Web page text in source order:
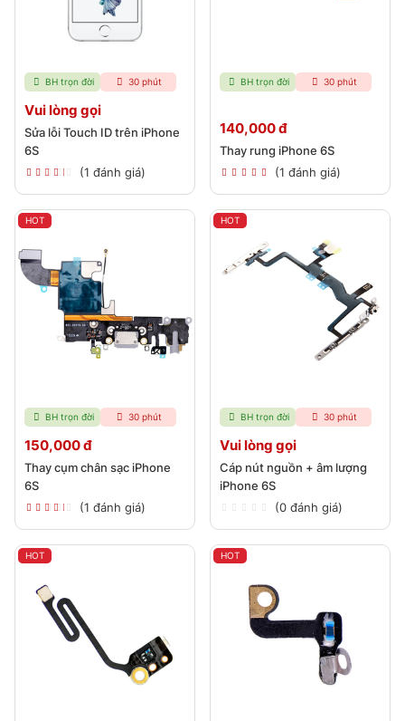
BH trọn đời 30 phút
Vui lòng gọi
Sửa lỗi Touch ID trên iPhone
6S
(1 đánh giá)
BH trọn đời 30 phút
140,000 đ
Thay rung iPhone 6S
(1 đánh giá)
HOT
BH trọn đời 30 phút
150,000 đ
Thay cụm chân sạc iPhone
6S
(1 đánh giá)
HOT
BH trọn đời 30 phút
Vui lòng gọi
Cáp nút nguồn + âm lượng
iPhone 6S
(0 đánh giá)
HOT HOT